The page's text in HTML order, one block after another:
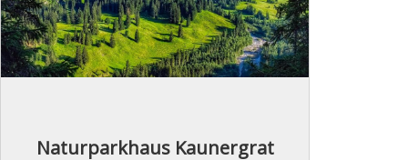
Naturparkhaus Kaunergrat